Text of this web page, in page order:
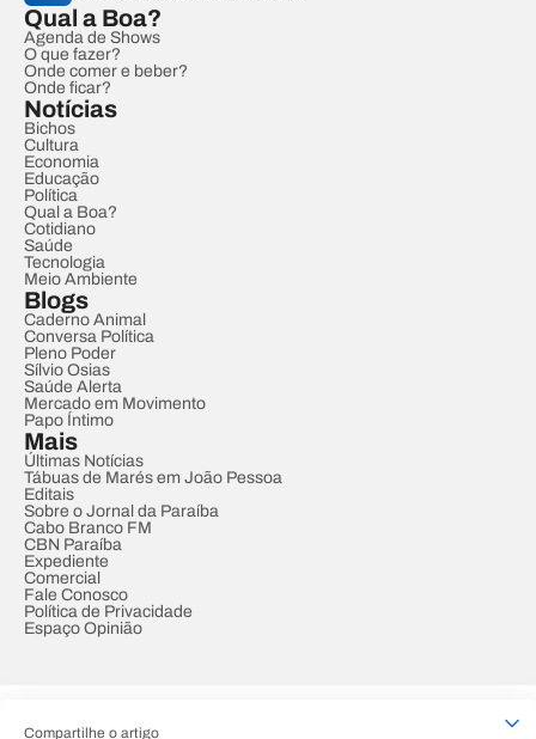
Compartilhe o artigo
Qual a Boa?
Agenda de Shows
O que fazer?
Onde comer e beber?
Onde ficar?
Notícias
Bichos
Cultura
Economia
Educação
Política
Qual a Boa?
Cotidiano
Saúde
Tecnologia
Meio Ambiente
Blogs
Caderno Animal
Conversa Política
Pleno Poder
Sílvio Osias
Saúde Alerta
Mercado em Movimento
Papo Íntimo
Mais
Últimas Notícias
Tábuas de Marés em João Pessoa
Editais
Sobre o Jornal da Paraíba
Cabo Branco FM
CBN Paraíba
Expediente
Comercial
Fale Conosco
Política de Privacidade
Espaço Opinião